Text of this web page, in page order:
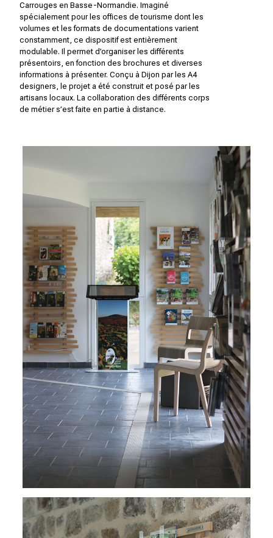
Carrouges en Basse-Normandie. Imaginé
spécialement pour les offices de tourisme dont les
volumes et les formats de documentations varient
constamment, ce dispositif est entièrement
modulable. Il permet d’organiser les différents
présentoirs, en fonction des brochures et diverses
informations à présenter. Conçu à Dijon par les A4
designers, le projet a été construit et posé par les
artisans locaux. La collaboration des différents corps
de métier s’est faite en partie à distance.